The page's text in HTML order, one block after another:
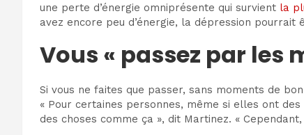
une perte d’énergie omniprésente qui survient la
avez encore peu d’énergie, la dépression pourrait
Vous « passez par les
Si vous ne faites que passer, sans moments de
« Pour certaines personnes, même si elles ont
des choses comme ça », dit Martinez. «